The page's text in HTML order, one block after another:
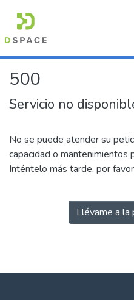
500
Servicio no
No se puede atender su
capacidad o mantenimientos
Inténtelo más tarde, por
Llévame a la